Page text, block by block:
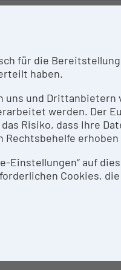
an 6
für die
haben.
uns und
werden. Der
Risiko, dass Ihre
Einstellungen“ auf
Cookies,